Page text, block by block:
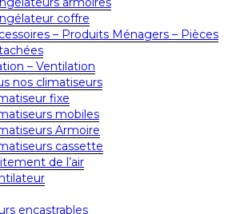
coffre
– Produits Ménagers – Pièces
– Ventilation
nos climatiseurs
fixe
mobiles
Armoire
cassette
de l’air
encastrables